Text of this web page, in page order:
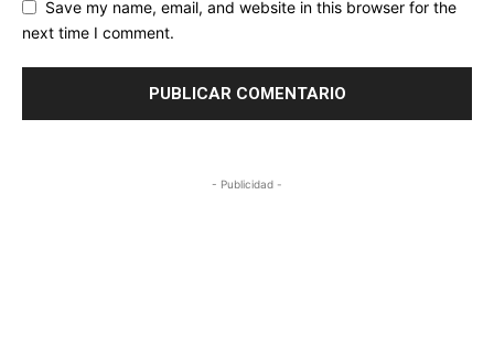
Save my name, email, and website in this browser for the
next time I comment.
- Publicidad -